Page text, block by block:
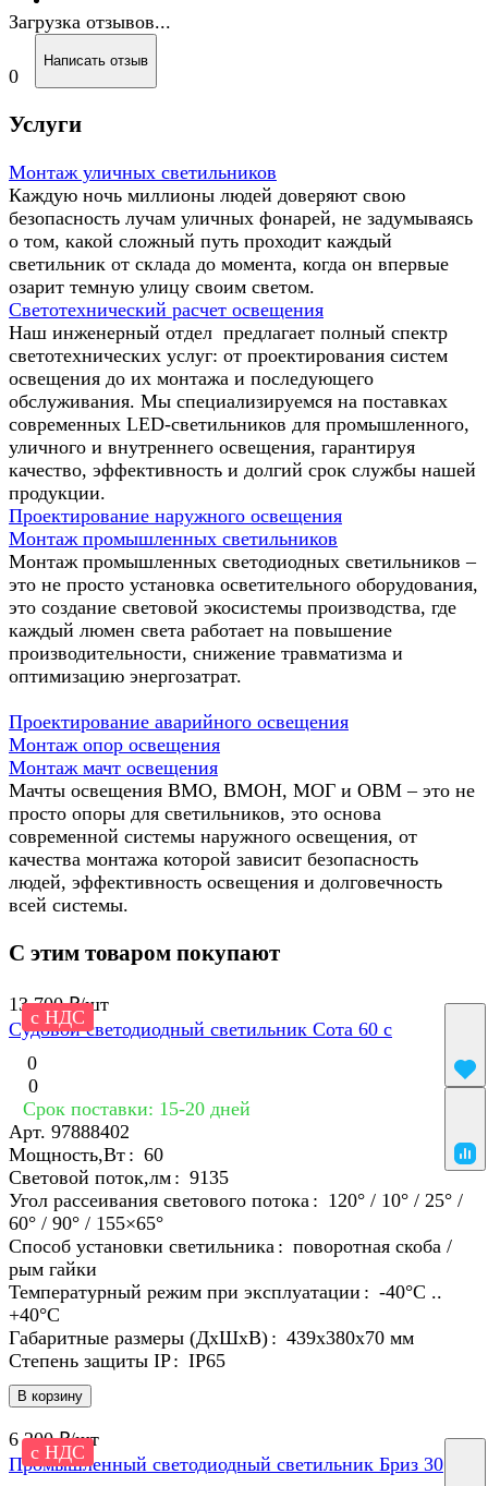
Загрузка отзывов...
0
Написать отзыв
Услуги
Монтаж уличных светильников
Каждую ночь миллионы людей доверяют свою
безопасность лучам уличных фонарей, не задумываясь
о том, какой сложный путь проходит каждый
светильник от склада до момента, когда он впервые
озарит темную улицу своим светом.
Светотехнический расчет освещения
Наш инженерный отдел предлагает полный спектр
светотехнических услуг: от проектирования систем
освещения до их монтажа и последующего
обслуживания. Мы специализируемся на поставках
современных LED-светильников для промышленного,
уличного и внутреннего освещения, гарантируя
качество, эффективность и долгий срок службы нашей
продукции.
Проектирование наружного освещения
Монтаж промышленных светильников
Монтаж промышленных светодиодных светильников –
это не просто установка осветительного оборудования,
это создание световой экосистемы производства, где
каждый люмен света работает на повышение
производительности, снижение травматизма и
оптимизацию энергозатрат.
Проектирование аварийного освещения
Монтаж опор освещения
Монтаж мачт освещения
Мачты освещения ВМО, ВМОН, МОГ и ОВМ – это не
просто опоры для светильников, это основа
современной системы наружного освещения, от
качества монтажа которой зависит безопасность
людей, эффективность освещения и долговечность
всей системы.
С этим товаром покупают
с НДС
13 700 ₽/шт
Судовой светодиодный светильник Сота 60 с
0
0
Срок поставки: 15-20 дней
Арт. 97888402
В корзину
Мощность,Вт : 60
Световой поток,лм : 9135
Угол рассеивания светового потока : 120° / 10° / 25° /
60° / 90° / 155×65°
Способ установки светильника : поворотная скоба /
рым гайки
Температурный режим при эксплуатации : -40°С ..
+40°C
Габаритные размеры (ДхШхВ) : 439х380х70 мм
Степень защиты IP : IP65
с НДС
6 200 ₽/шт
Промышленный светодиодный светильник Бриз 30